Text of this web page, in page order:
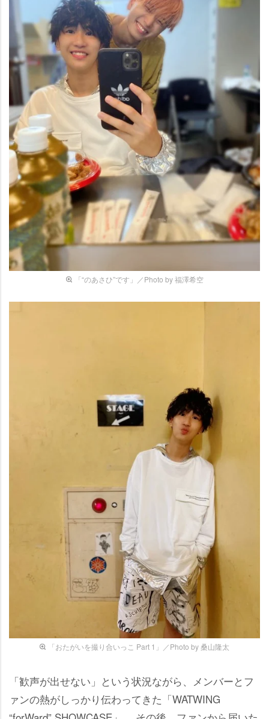
「“のあさひ”です」／Photo by 福澤希空
「おたがいを撮り合いっこ Part 1」／Photo by 桑山隆太
「歓声が出せない」という状況ながら、メンバーとフ
ァンの熱がしっかり伝わってきた「WATWING